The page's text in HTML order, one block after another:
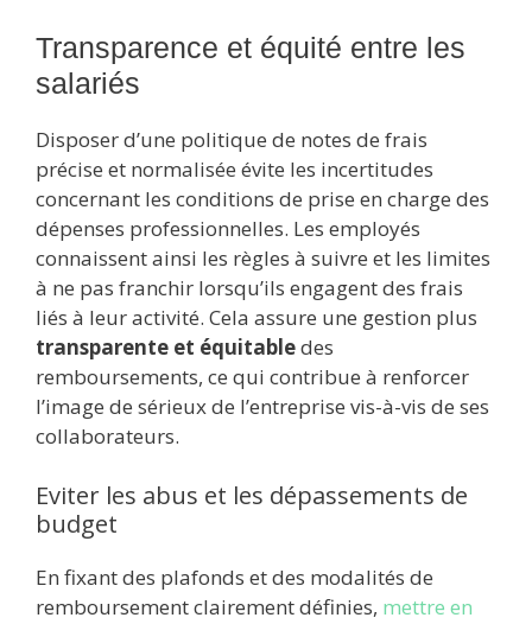
Transparence et équité entre les
salariés
Disposer d’une politique de notes de frais
précise et normalisée évite les incertitudes
concernant les conditions de prise en charge des
dépenses professionnelles. Les employés
connaissent ainsi les règles à suivre et les limites
à ne pas franchir lorsqu’ils engagent des frais
liés à leur activité. Cela assure une gestion plus
transparente et équitabledes
remboursements, ce qui contribue à renforcer
l’image de sérieux de l’entreprise vis-à-vis de ses
collaborateurs.
Eviter les abus et les dépassements de
budget
En fixant des plafonds et des modalités de
remboursement clairement définies, mettre en